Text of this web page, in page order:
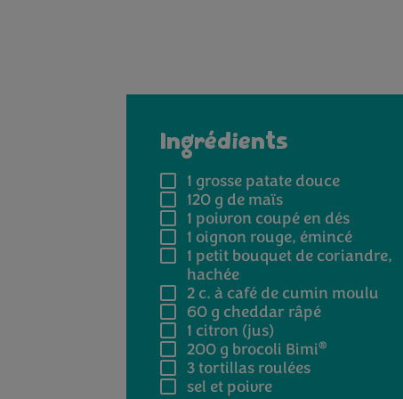
Ingrédients
1 grosse patate douce
120 g de maïs
1 poivron coupé en dés
1 oignon rouge, émincé
1 petit bouquet de coriandre,
hachée
2 c. à café de cumin moulu
60 g cheddar râpé
1 citron (jus)
200 g brocoli Bimi®
3tortillas roulées
sel et poivre